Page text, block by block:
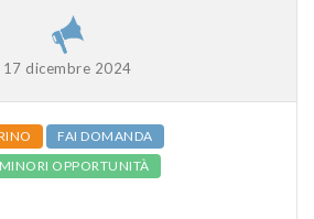
17 dicembre 2024
FAI DOMANDA
MINORI OPPORTUNITÀ